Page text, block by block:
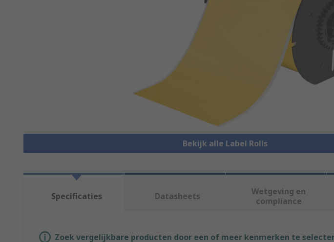
Bekijk alle Label Rolls
Specificaties Datasheets
Wetgeving en
compliance
Zoek vergelijkbare producten door een of meer kenmerken te